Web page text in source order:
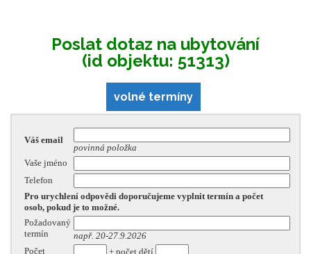
Poslat dotaz na ubytování
(id objektu: 51313)
volné termíny